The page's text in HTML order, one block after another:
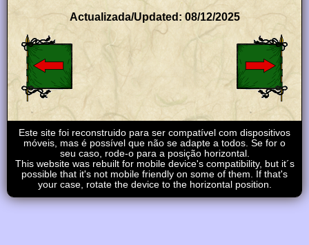
Actualizada/Updated: 08/12/2025
Este site foi reconstruido para ser compatível com dispositivos
móveis, mas é possível que não se adapte a todos. Se for o
seu caso, rode-o para a posição horizontal.
This website was rebuilt for mobile device's compatibility, but it´s
possible that it's not mobile friendly on some of them. If that's
your case, rotate the device to the horizontal position.